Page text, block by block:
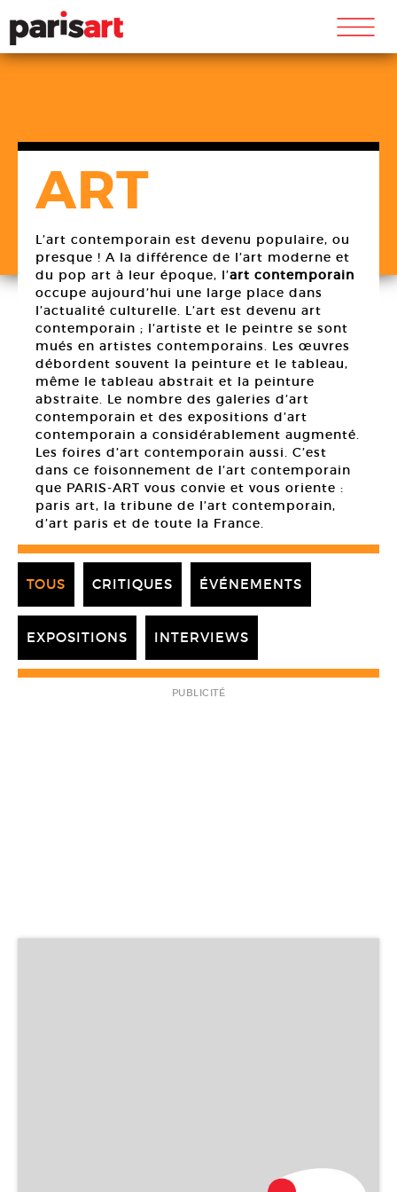
m
ART
L’art contemporain est devenu populaire, ou
presque ! A la différence de l’art moderne et
du pop art à leur époque, l’art contemporain
occupe aujourd’hui une large place dans
l’actualité culturelle. L’art est devenu art
contemporain ; l’artiste et le peintre se sont
mués en artistes contemporains. Les œuvres
débordent souvent la peinture et le tableau,
même le tableau abstrait et la peinture
abstraite. Le nombre des galeries d’art
contemporain et des expositions d’art
contemporain a considérablement augmenté.
Les foires d’art contemporain aussi. C’est
dans ce foisonnement de l’art contemporain
que PARIS-ART vous convie et vous oriente :
paris art, la tribune de l’art contemporain,
d’art paris et de toute la France.
TOUS CRITIQUES ÉVÉNEMENTS
EXPOSITIONS INTERVIEWS
PUBLICITÉ